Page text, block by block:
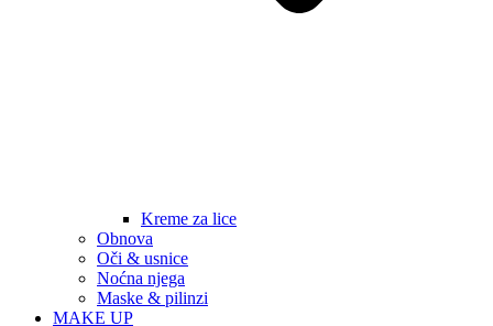
Kreme za lice
Obnova
Oči & usnice
Noćna njega
Maske & pilinzi
MAKE UP